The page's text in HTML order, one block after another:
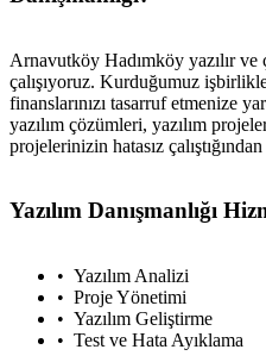
Arnavutköy Hadımköy yazılır
çalışıyoruz. Kurduğumuz
finanslarınızı tasarruf etmenize
yazılım çözümleri, yazılım
projelerinizin hatasız
Yazılım Danışmanlığı
Yazılım Analizi
Proje Yönetimi
Yazılım Geliştirme
Test ve Hata Ayıklama